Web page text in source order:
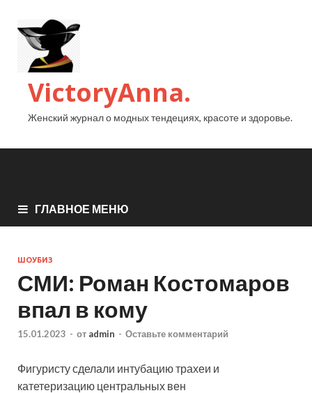
VictoryAnna.
Женский журнал о модных тендециях, красоте и здоровье.
ГЛАВНОЕ МЕНЮ
ШОУБИЗ
СМИ: Роман Костомаров
впал в кому
15.01.2023 - от admin - Оставьте комментарий
Фигуристу сделали интубацию трахеи и
катетеризацию центральных вен